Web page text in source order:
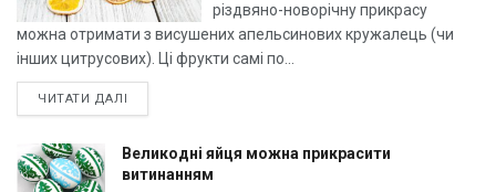
різдвяно-новорічну прикрасу
можна отримати з висушених апельсинових кружалець (чи
інших цитрусових). Ці фрукти самі по...
ЧИТАТИ ДАЛІ
Великодні яйця можна прикрасити
витинанням